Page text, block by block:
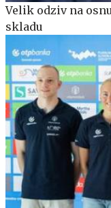
Velik odziv na
skladu